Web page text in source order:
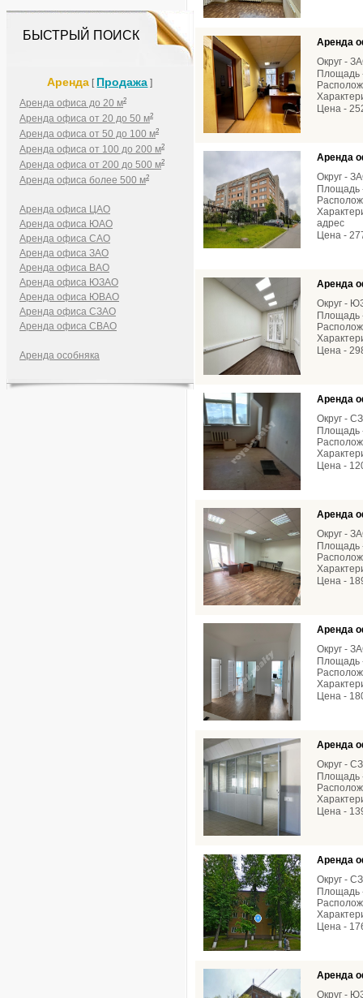
БЫСТРЫЙ ПОИСК
Аренда [ Продажа ]
Аренда офиса до 20 м2
Аренда офиса от 20 до 50 м2
Аренда офиса от 50 до 100 м2
Аренда офиса от 100 до 200 м2
Аренда офиса от 200 до 500 м2
Аренда офиса более 500 м2
Аренда офиса ЦАО
Аренда офиса ЮАО
Аренда офиса САО
Аренда офиса ЗАО
Аренда офиса ВАО
Аренда офиса ЮЗАО
Аренда офиса ЮВАО
Аренда офиса СЗАО
Аренда офиса СВАО
Аренда особняка
Аренда
Округ -
Площадь
Цена -
Аренда
Округ -
Площадь
адрес
Цена -
Аренда
Округ -
Площадь
Цена -
Аренда
Округ -
Площадь
Цена -
Аренда
Округ -
Площадь
Цена -
Аренда
Округ -
Площадь
Цена -
Аренда
Округ -
Площадь
Цена -
Аренда
Округ -
Площадь
Цена -
Аренда
Округ -